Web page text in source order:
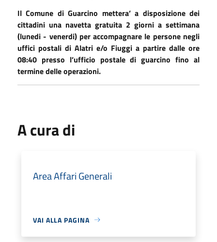
Il Comune di Guarcino mettera’ a disposizione dei
cittadini una navetta gratuita 2 giorni a settimana
(lunedi - venerdi) per accompagnare le persone negli
uffici postali di Alatri e/o Fiuggi a partire dalle ore
08:40 presso l’ufficio postale di guarcino fino al
termine delle operazioni.
A cura di
Area Affari Generali
VAI ALLA PAGINA